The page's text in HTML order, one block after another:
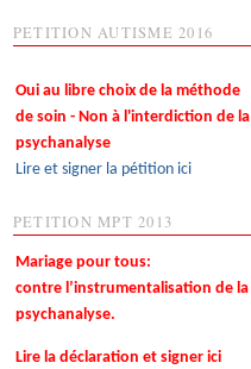
PETITION AUTISME 2016
Oui au libre choix de la méthode
de soin - Non à l'interdiction de la
psychanalyse
Lire et signer la pétition ici
PETITION MPT 2013
Mariage pour tous:
contre l’instrumentalisation de la
psychanalyse.
Lire la déclaration et signer ici